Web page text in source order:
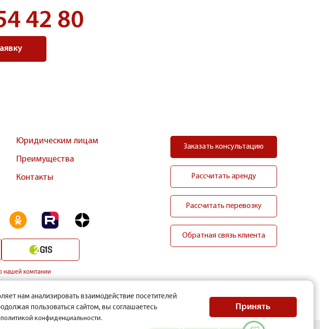
42 80
Юридическим лицам
Преимущества
Контакты
нашей компании
Заказать консультацию
Рассчитать аренду
Рассчитать перевозку
Обратная связь клиента
нам анализировать взаимодействие посетителей
пользоваться сайтом, вы соглашаетесь
политикой конфиденциальности.
Принять